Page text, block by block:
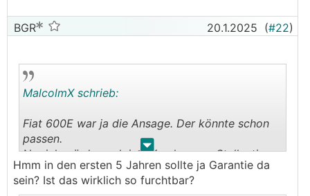
BGR 20.1.2025 (#22)
. .
MalcolmX schrieb:
Fiat 600E war ja die Ansage. Der könnte schon
passen.
Nur ich würde auch intuitiv eher von Stellantis
wegbleiben...
Hmm in den ersten 5 Jahren sollte ja Garantie da
sein? Ist das wirklich so furchtbar?